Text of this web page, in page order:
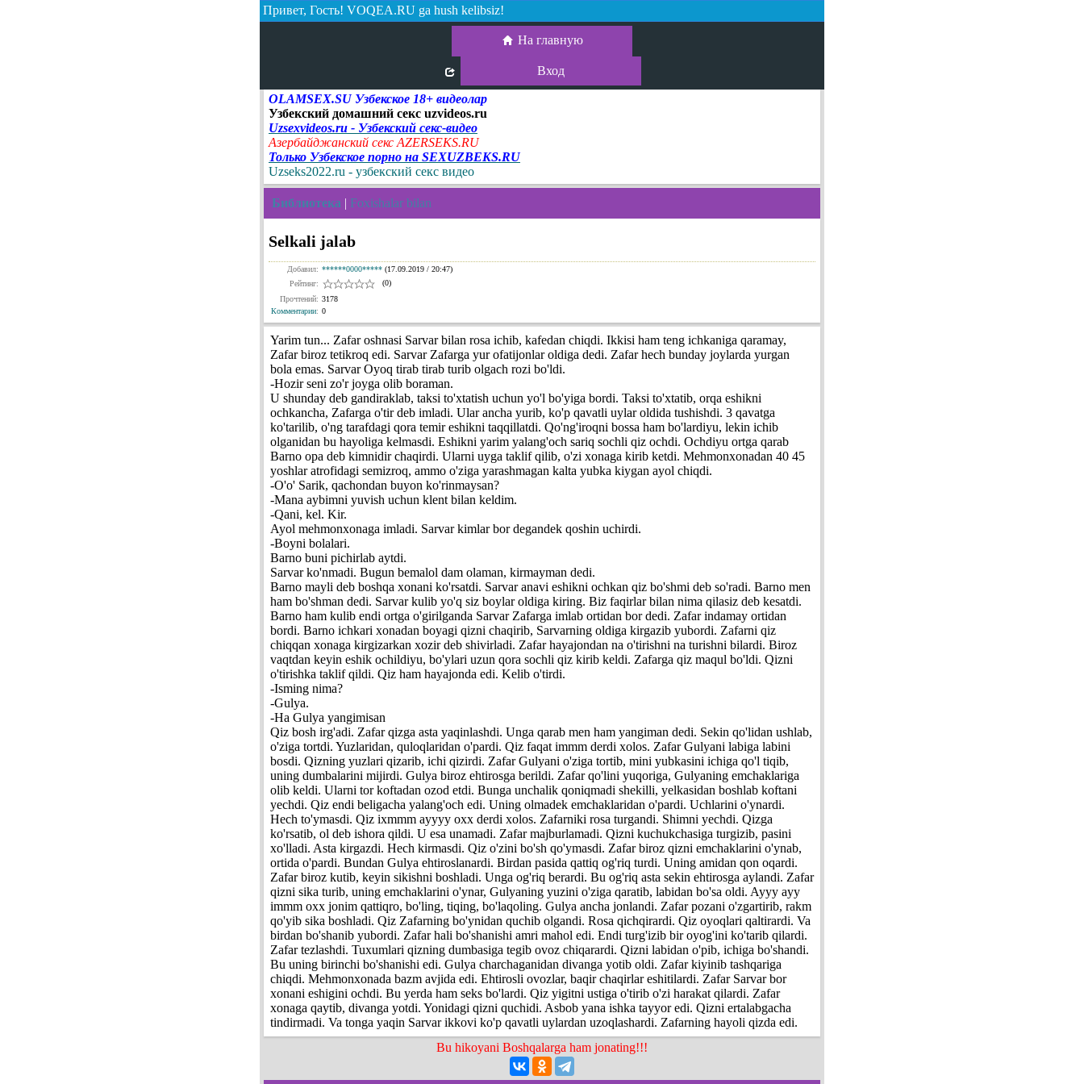
Привет, Гость! VOQEA.RU ga hush kelibsiz!
На главную
Вход
OLAMSEX.SU Узбекское 18+ видеолар
Узбекский домашний секс uzvideos.ru
Uzsexvideos.ru - Узбекский секс-видео
Азербайджанский секс AZERSEKS.RU
Только Узбекское порно на SEXUZBEKS.RU
Uzseks2022.ru - узбекский секс видео
Библиотека | Foxishalar bilan
Selkali jalab
Добавил: ******0000***** (17.09.2019 / 20:47)
Рейтинг:
(0)
Прочтений: 3178
Комментарии: 0
Yarim tun... Zafar oshnasi Sarvar bilan rosa ichib, kafedan chiqdi. Ikkisi ham teng ichkaniga qaramay,
Zafar biroz tetikroq edi. Sarvar Zafarga yur ofatijonlar oldiga dedi. Zafar hech bunday joylarda yurgan
bola emas. Sarvar Oyoq tirab tirab turib olgach rozi bo'ldi.
-Hozir seni zo'r joyga olib boraman.
U shunday deb gandiraklab, taksi to'xtatish uchun yo'l bo'yiga bordi. Taksi to'xtatib, orqa eshikni
ochkancha, Zafarga o'tir deb imladi. Ular ancha yurib, ko'p qavatli uylar oldida tushishdi. 3 qavatga
ko'tarilib, o'ng tarafdagi qora temir eshikni taqqillatdi. Qo'ng'iroqni bossa ham bo'lardiyu, lekin ichib
olganidan bu hayoliga kelmasdi. Eshikni yarim yalang'och sariq sochli qiz ochdi. Ochdiyu ortga qarab
Barno opa deb kimnidir chaqirdi. Ularni uyga taklif qilib, o'zi xonaga kirib ketdi. Mehmonxonadan 40 45
yoshlar atrofidagi semizroq, ammo o'ziga yarashmagan kalta yubka kiygan ayol chiqdi.
-O'o' Sarik, qachondan buyon ko'rinmaysan?
-Mana aybimni yuvish uchun klent bilan keldim.
-Qani, kel. Kir.
Ayol mehmonxonaga imladi. Sarvar kimlar bor degandek qoshin uchirdi.
-Boyni bolalari.
Barno buni pichirlab aytdi.
Sarvar ko'nmadi. Bugun bemalol dam olaman, kirmayman dedi.
Barno mayli deb boshqa xonani ko'rsatdi. Sarvar anavi eshikni ochkan qiz bo'shmi deb so'radi. Barno men
ham bo'shman dedi. Sarvar kulib yo'q siz boylar oldiga kiring. Biz faqirlar bilan nima qilasiz deb kesatdi.
Barno ham kulib endi ortga o'girilganda Sarvar Zafarga imlab ortidan bor dedi. Zafar indamay ortidan
bordi. Barno ichkari xonadan boyagi qizni chaqirib, Sarvarning oldiga kirgazib yubordi. Zafarni qiz
chiqqan xonaga kirgizarkan xozir deb shivirladi. Zafar hayajondan na o'tirishni na turishni bilardi. Biroz
vaqtdan keyin eshik ochildiyu, bo'ylari uzun qora sochli qiz kirib keldi. Zafarga qiz maqul bo'ldi. Qizni
o'tirishka taklif qildi. Qiz ham hayajonda edi. Kelib o'tirdi.
-Isming nima?
-Gulya.
-Ha Gulya yangimisan
Qiz bosh irg'adi. Zafar qizga asta yaqinlashdi. Unga qarab men ham yangiman dedi. Sekin qo'lidan ushlab,
o'ziga tortdi. Yuzlaridan, quloqlaridan o'pardi. Qiz faqat immm derdi xolos. Zafar Gulyani labiga labini
bosdi. Qizning yuzlari qizarib, ichi qizirdi. Zafar Gulyani o'ziga tortib, mini yubkasini ichiga qo'l tiqib,
uning dumbalarini mijirdi. Gulya biroz ehtirosga berildi. Zafar qo'lini yuqoriga, Gulyaning emchaklariga
olib keldi. Ularni tor koftadan ozod etdi. Bunga unchalik qoniqmadi shekilli, yelkasidan boshlab koftani
yechdi. Qiz endi beligacha yalang'och edi. Uning olmadek emchaklaridan o'pardi. Uchlarini o'ynardi.
Hech to'ymasdi. Qiz ixmmm ayyyy oxx derdi xolos. Zafarniki rosa turgandi. Shimni yechdi. Qizga
ko'rsatib, ol deb ishora qildi. U esa unamadi. Zafar majburlamadi. Qizni kuchukchasiga turgizib, pasini
xo'lladi. Asta kirgazdi. Hech kirmasdi. Qiz o'zini bo'sh qo'ymasdi. Zafar biroz qizni emchaklarini o'ynab,
ortida o'pardi. Bundan Gulya ehtiroslanardi. Birdan pasida qattiq og'riq turdi. Uning amidan qon oqardi.
Zafar biroz kutib, keyin sikishni boshladi. Unga og'riq berardi. Bu og'riq asta sekin ehtirosga aylandi. Zafar
qizni sika turib, uning emchaklarini o'ynar, Gulyaning yuzini o'ziga qaratib, labidan bo'sa oldi. Ayyy ayy
immm oxx jonim qattiqro, bo'ling, tiqing, bo'laqoling. Gulya ancha jonlandi. Zafar pozani o'zgartirib, rakm
qo'yib sika boshladi. Qiz Zafarning bo'ynidan quchib olgandi. Rosa qichqirardi. Qiz oyoqlari qaltirardi. Va
birdan bo'shanib yubordi. Zafar hali bo'shanishi amri mahol edi. Endi turg'izib bir oyog'ini ko'tarib qilardi.
Zafar tezlashdi. Tuxumlari qizning dumbasiga tegib ovoz chiqarardi. Qizni labidan o'pib, ichiga bo'shandi.
Bu uning birinchi bo'shanishi edi. Gulya charchaganidan divanga yotib oldi. Zafar kiyinib tashqariga
chiqdi. Mehmonxonada bazm avjida edi. Ehtirosli ovozlar, baqir chaqirlar eshitilardi. Zafar Sarvar bor
xonani eshigini ochdi. Bu yerda ham seks bo'lardi. Qiz yigitni ustiga o'tirib o'zi harakat qilardi. Zafar
xonaga qaytib, divanga yotdi. Yonidagi qizni quchidi. Asbob yana ishka tayyor edi. Qizni ertalabgacha
tindirmadi. Va tonga yaqin Sarvar ikkovi ko'p qavatli uylardan uzoqlashardi. Zafarning hayoli qizda edi.
Bu hikoyani Boshqalarga ham jonating!!!